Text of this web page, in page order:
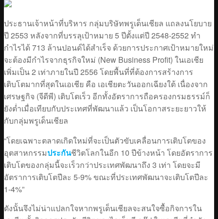
ประธานเจ้าหน้าที่บริหาร กลุ่มบริษัทพรูเด็นเชียล แถลงนโยบาย
ปี 2553 หลังจากที่บรรลุเป้าหมาย 5 ปีตั้งแต่ปี 2548-2552 ทำ
กำไรได้ 713 ล้านปอนด์ได้สำเร็จ ด้วยการประกาศเป้าหมายใหม่
จะต้องมีกำไรจากธุรกิจใหม่ (New Business Profit) ในเอเชีย
เพิ่มเป็น 2 เท่าภายในปี 2556 โดยพื้นที่ที่ต้องการสร้างการ
เติบโตมากที่สุดในเอเชีย คือ เอเชียตะวันออกเฉียงใต้ เนื่องจาก
เศรษฐกิจ (จีดีพี) เติบโตเร็ว อีกทั้งอัตราการถือครองกรมธรรม์ก็
ยังต่ำเมื่อเทียบกับประเทศที่พัฒนาแล้ว เป็นโอกาสระยะยาวให้
กับกลุ่มพรูเด็นเชียล
“โดยเฉพาะตลาดเกิดใหม่ที่จะเป็นตัวขับเคลื่อนการเติบโตของ
อุตสาหกรรมประกันชีวิตโลกในอีก 10 ปีข้างหน้า โดยอัตราการ
เติบโตของกลุ่มนี้จะเร็วกว่าประเทศพัฒนาถึง 3 เท่า โดยจะมี
อัตราการเติบโตปีละ 5-9% ขณะที่ประเทศพัฒนาจะเติบโตปีละ
1-4%”
ดังนั้นจึงไม่น่าแปลกใจหากพรูเด็นเชียลจะสนใจซื้อกิจการใน